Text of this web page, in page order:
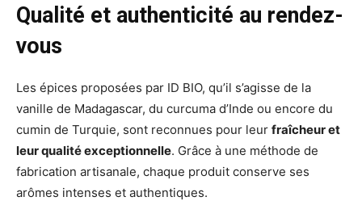
Qualité et authenticité au rendez-
vous
Les épices proposées par ID BIO, qu’il s’agisse de la
vanille de Madagascar, du curcuma d’Inde ou encore du
cumin de Turquie, sont reconnues pour leur fraîcheur et
leur qualité exceptionnelle. Grâce à une méthode de
fabrication artisanale, chaque produit conserve ses
arômes intenses et authentiques.